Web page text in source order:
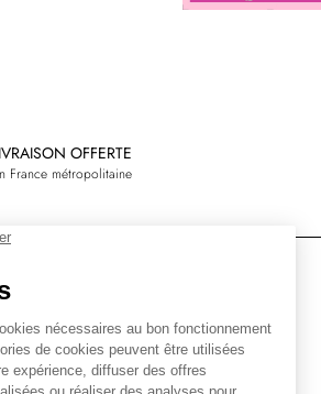
OFFERTE
France métropolitaine